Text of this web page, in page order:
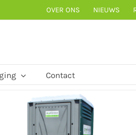
OVER ONS NIEUWS
Contact